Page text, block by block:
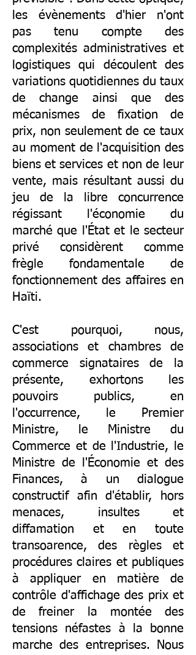
les évènements d'hier n'ont
pas tenu compte des
complexités administratives et
logistiques qui découlent des
variations quotidiennes du taux
de change ainsi que des
mécanismes de fixation de
prix, non seulement de ce taux
au moment de l'acquisition des
biens et services et non de leur
vente, mais résultant aussi du
jeu de la libre concurrence
régissant l'économie du
marché que l'État et le secteur
privé considèrent comme
frègle fondamentale de
fonctionnement des affaires en
Haïti.
C'est pourquoi, nous,
associations et chambres de
commerce signataires de la
présente, exhortons les
pouvoirs publics, en
l'occurrence, le Premier
Ministre, le Ministre du
Commerce et de l'Industrie, le
Ministre de l'Économie et des
Finances, à un dialogue
constructif afin d'établir, hors
menaces, insultes et
diffamation et en toute
transoarence, des règles et
procédures claires et publiques
à appliquer en matière de
contrôle d'affichage des prix et
de freiner la montée des
tensions néfastes à la bonne
marche des entreprises. Nous